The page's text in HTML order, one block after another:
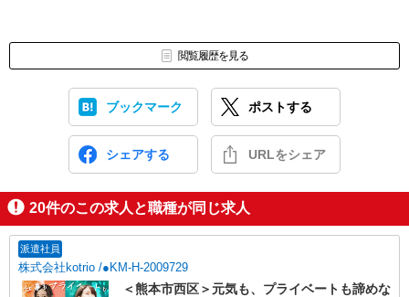
閲覧履歴を見る
ブックマーク ポストする
シェアする URLをシェア
20件のこの求人と職種が同じ求人
派遣社員
株式会社kotrio /●KM-H-2009729
＜熊本市西区＞元気も、プライベートも諦めな